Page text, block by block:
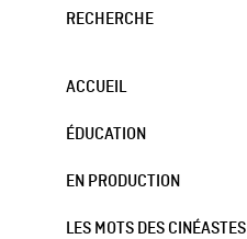
RECHERCHE
ACCUEIL
ÉDUCATION
EN PRODUCTION
LES MOTS DES CINÉASTES